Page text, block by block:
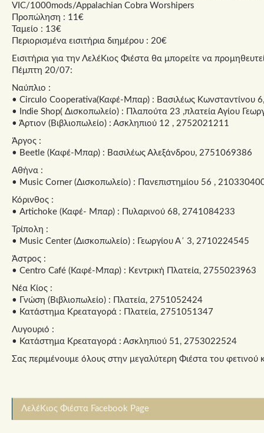
VIC/1000mods/Appalachian Cobra Worshipers
Προπώληση : 11€
Ταμείο : 13€
Περιορισμένα εισιτήρια διημέρου : 20€
Εισιτήρια για την ΛελέΚιος Φιέστα θα μπορείτε να
Πέμπτη 20/07:
Ναύπλιο :
• Circulo Cooperativa(Καφέ-Μπαρ) : Βασιλέως Κωνσταντίνου
• Indie Shop( Δισκοπωλείο) : Πλαπούτα 23 ,πλατεία Αγίου
• Άρτιον (Βιβλιοπωλείο) : Ασκληπιού 12 , 2752021211
Άργος :
• Beetle (Καφέ-Μπαρ) : Βασιλέως Αλεξάνδρου, 2751069386
Αθήνα :
• Music Corner (Δισκοπωλείο) : Πανεπιστημίου 56 ,
Κόρινθος :
• Artichoke (Καφέ- Μπαρ) : Πυλαρινού 68, 2741084233
Τρίπολη :
• Music Center (Δισκοπωλείο) : Γεωργίου Α΄ 3, 2710224545
Άστρος :
• Centro Café (Καφέ-Μπαρ) : Κεντρική Πλατεία, 2755023963
Νέα Κίος :
• Γνώση (Βιβλιοπωλείο) : Πλατεία, 2751052424
• Κατάστημα Κρεαταγορά : Πλατεία, 2751051347
Λυγουριό :
• Κατάστημα Κρεαταγορά : Ασκληπιού 51, 2753022524
Σας περιμένουμε όλους στην μεγαλύτερη Φιέστα του φετινού
ΛελέΚιος Φιέστα Facebook Page